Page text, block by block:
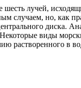
лучей,
случаем, но, как
диска.
виды
растворенного в